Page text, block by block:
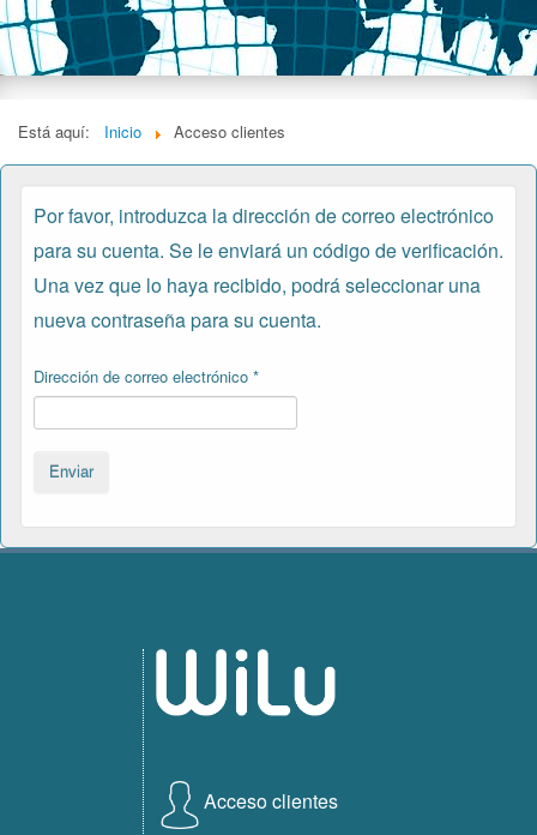
Está aquí: Inicio Acceso clientes
Por favor, introduzca la dirección de correo electrónico
para su cuenta. Se le enviará un código de verificación.
Una vez que lo haya recibido, podrá seleccionar una
nueva contraseña para su cuenta.
Dirección de correo electrónico *
Enviar
Acceso clientes